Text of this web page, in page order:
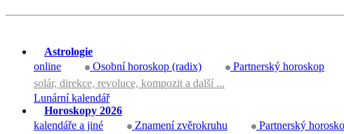
Astrologie
online
Osobní horoskop (radix) Partnerský horoskop
solár, direkce, revoluce, kompozit a další ...
Lunární kalendář
Horoskopy 2026
kalendáře a jiné
Znamení zvěrokruhu Partnerský